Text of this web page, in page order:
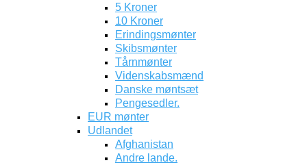
5 Kroner
10 Kroner
Erindingsmønter
Skibsmønter
Tårnmønter
Videnskabsmænd
Danske møntsæt
Pengesedler.
EUR mønter
Udlandet
Afghanistan
Andre lande.